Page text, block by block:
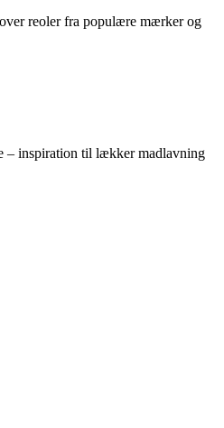
reoler fra populære mærker og
– inspiration til lækker madlavning